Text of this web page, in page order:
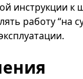
инструкции
работу “на